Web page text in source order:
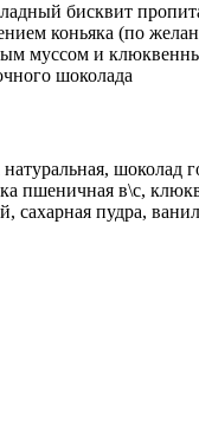
бисквит
коньяка (по
муссом и
шоколада
шоколад
пшеничная в\с,
сахарная пудра,